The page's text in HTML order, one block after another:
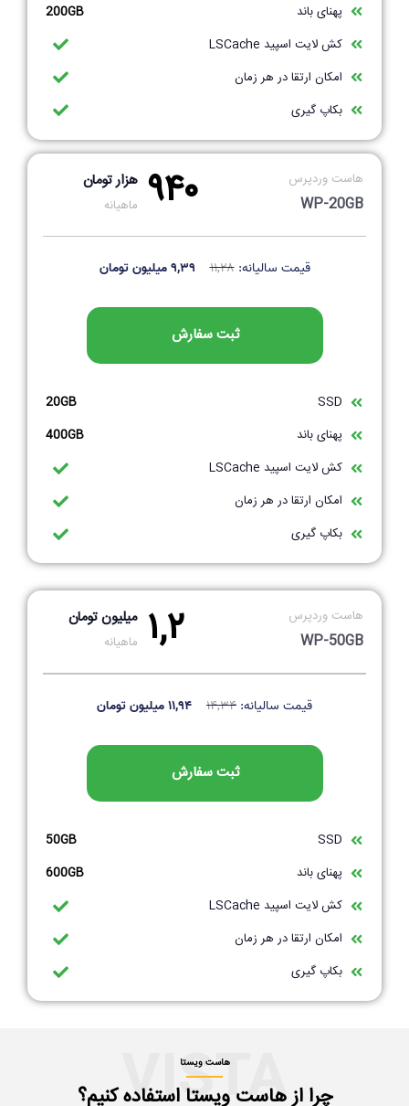
پهنای باند
کش لایت اسپید LSCache
امکان ارتقا در هر زمان
بکاپ گیری
200GB
هاست وردپرس
WP-20GB ۹۴۰ هزار تومان
ماهیانه
قیمت سالیانه:۱۱,۲۸ ۹,۳۹ میلیون تومان
ثبت سفارش
SSD
پهنای باند
کش لایت اسپید LSCache
امکان ارتقا در هر زمان
بکاپ گیری
20GB
400GB
هاست وردپرس
WP-50GB ۱,۲ میلیون تومان
ماهیانه
قیمت سالیانه: ۱۴,۳۴ ۱۱,۹۴ میلیون تومان
ثبت سفارش
SSD
پهنای باند
کش لایت اسپید LSCache
امکان ارتقا در هر زمان
بکاپ گیری
50GB
600GB
VISTA
هاست ویستا
چرا از هاست ویستا استفاده کنیم؟